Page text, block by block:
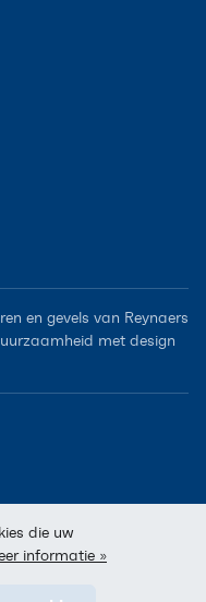
die uw
informatie »
en gevels van Reynaers
met design